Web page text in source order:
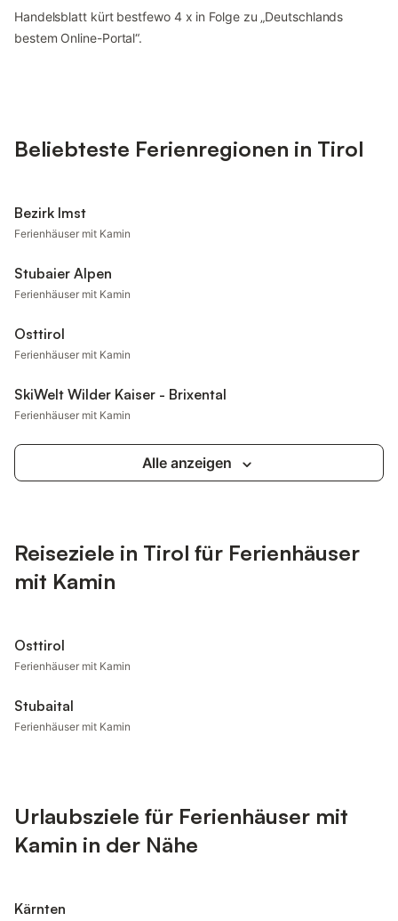
Handelsblatt kürt bestfewo 4 x in Folge zu „Deutschlands
bestem Online-Portal“.
Beliebteste Ferienregionen in Tirol
Bezirk Imst
Ferienhäuser mit Kamin
Stubaier Alpen
Ferienhäuser mit Kamin
Osttirol
Ferienhäuser mit Kamin
SkiWelt Wilder Kaiser - Brixental
Ferienhäuser mit Kamin
Alle anzeigen
Reiseziele in Tirol für Ferienhäuser
mit Kamin
Osttirol
Ferienhäuser mit Kamin
Stubaital
Ferienhäuser mit Kamin
Urlaubsziele für Ferienhäuser mit
Kamin in der Nähe
Kärnten